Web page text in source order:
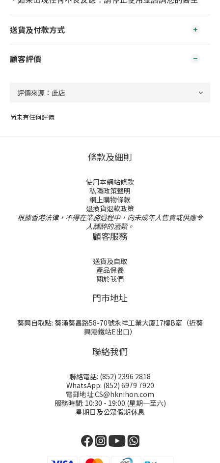
送貨及付款方式
顧客評價
尚未有任何評價
條款及細則
使用本網站條款
私隱政策聲明
網上購物條款
退換貨退款政策
根據香港法律，不得在業務過程中，向未成年人售賣或供應令
人醺醉的酒類。
顧客服務
送貨及自取
產品保養
關於我們
門巿地址
葵興自取點: 葵涌葵昌路58-70號永祥工業大厦17樓B室（近葵
興港鐵站E出口）
聯絡我們
聯絡電話: (852) 2396 2818
WhatsApp: (852) 6979 7920
電郵地址:CS@hknihon.com
服務時間: 10:30 - 19:00 (星期一至六)
星期日及公眾假期休息